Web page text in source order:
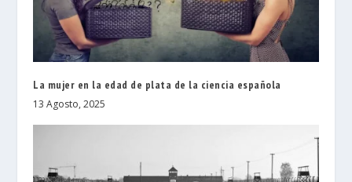
La mujer en la edad de plata de la ciencia española
13 Agosto, 2025